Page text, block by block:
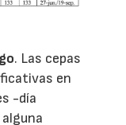
. Las cepas
en
-día